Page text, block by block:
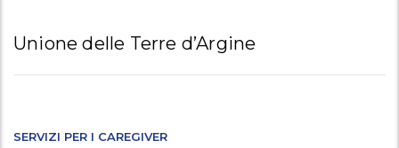
Unione delle Terre d’Argine
SERVIZI PER I CAREGIVER